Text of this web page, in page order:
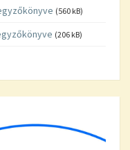
(560 kB)
(206 kB)